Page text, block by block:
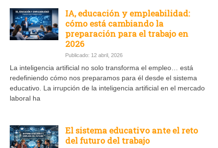
IA, educación y empleabilidad:
cómo está cambiando la
preparación para el trabajo en
2026
Publicado: 12 abril, 2026
La inteligencia artificial no solo transforma el empleo… está
redefiniendo cómo nos preparamos para él desde el sistema
educativo. La irrupción de la inteligencia artificial en el mercado
laboral ha
El sistema educativo ante el reto
del futuro del trabajo